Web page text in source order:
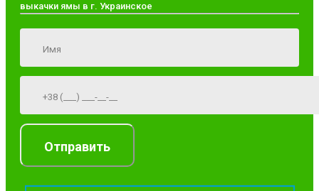
выкачки ямы в г. Украинское